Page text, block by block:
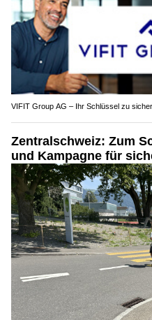
VIFIT Group AG – Ihr Schlüssel zu
Zentralschweiz: Zum
und Kampagne für